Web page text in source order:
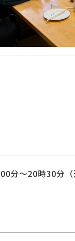
分〜20時30分（